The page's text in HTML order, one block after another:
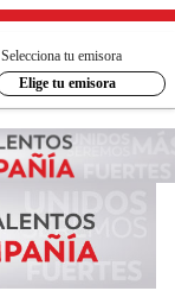
Selecciona tu emisora
Elige tu emisora